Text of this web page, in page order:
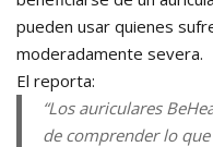
pueden usar quienes
moderadamente severa.
El reporta:
“Los auriculares
de comprender lo